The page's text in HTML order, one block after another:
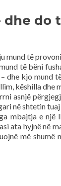
dhe do
mund të
të bëni
dhe kjo mund
këshilla dhe
asnjë
në shtetin
mbajtja e një
ata hyjnë në
më shumë